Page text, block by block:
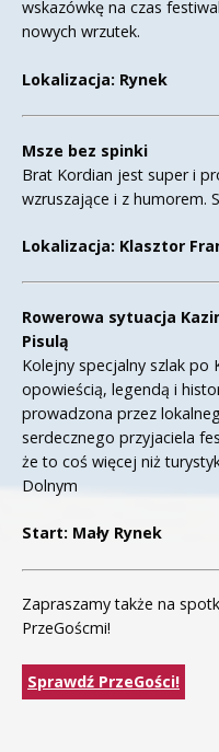
wskazówkę na czas
nowych wrzutek.
Lokalizacja: Rynek
Msze bez spinki
Brat Kordian jest super i
wzruszające i z humorem.
Lokalizacja: Klasztor
Rowerowa sytuacja
Pisulą
Kolejny specjalny szlak po
opowieścią, legendą i
prowadzona przez
serdecznego przyjaciela
że to coś więcej niż
Dolnym
Start: Mały Rynek
Zapraszamy także na
PrzeGoścmi!
Sprawdź PrzeGości!